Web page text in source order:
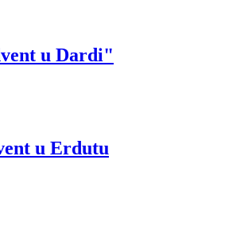
u Dardi"
u Erdutu